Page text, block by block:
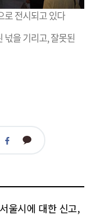
로 전시되고 있다
넋을 기리고, 잘못된
페 카
울시에 대한 신고,